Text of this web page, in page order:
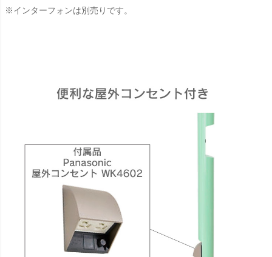
※インターフォンは別売りです。